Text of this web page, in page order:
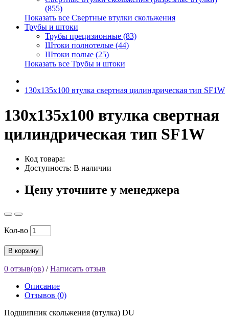
(855)
Показать все Свертные втулки скольжения
Трубы и штоки
Трубы прецизионные (83)
Штоки полнотелые (44)
Штоки полые (25)
Показать все Трубы и штоки
130x135x100 втулка свертная цилиндрическая тип SF1W
130x135x100 втулка свертная
цилиндрическая тип SF1W
Код товара:
Доступность: В наличии
Цену уточните у менеджера
Кол-во
В корзину
0 отзыв(ов) /Написать отзыв
Описание
Отзывов (0)
Подшипник скольжения (втулка) DU